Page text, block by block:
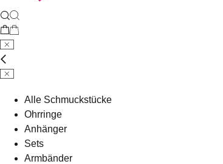
Alle Schmuckstücke
Ohrringe
Anhänger
Sets
Armbänder